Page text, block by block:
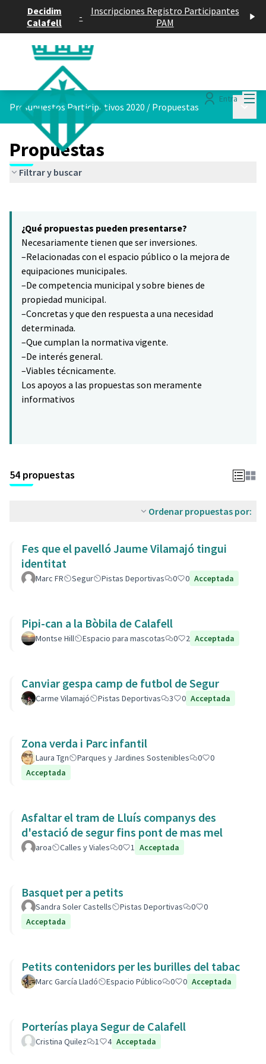
Decidim
Calafell
-
Inscripciones Registro Participantes
PAM
Entra
Presupuestos Participativos 2020 / Propuestas
Propuestas
Filtrar y buscar
−
¿Qué propuestas pueden presentarse?
Necesariamente tienen que ser inversiones.
–Relacionadas con el espacio público o la mejora de
equipaciones municipales.
–De competencia municipal y sobre bienes de
propiedad municipal.
–Concretas y que den respuesta a una necesidad
determinada.
–Que cumplan la normativa vigente.
–De interés general.
–Viables técnicamente.
Los apoyos a las propuestas son meramente
informativos
54 propuestas
Ordenar propuestas por:
Fes que el pavelló Jaume Vilamajó tingui
identitat
Marc FR Segur Pistas Deportivas 0 0 Acceptada
Pipi-can a la Bòbila de Calafell
Montse Hill Espacio para mascotas 0 2 Acceptada
Canviar gespa camp de futbol de Segur
Carme Vilamajó Pistas Deportivas 3 0 Acceptada
Zona verda i Parc infantil
Laura Tgn Parques y Jardines Sostenibles 0
0
Acceptada
Asfaltar el tram de Lluís companys des
d'estació de segur fins pont de mas mel
aroa Calles y Viales 0 1 Acceptada
Basquet per a petits
Sandra Soler Castells Pistas Deportivas 0
0
Acceptada
Petits contenidors per les burilles del tabac
Marc García Lladó Espacio Público 0 0 Acceptada
Porterías playa Segur de Calafell
Cristina Quilez 1 4 Acceptada